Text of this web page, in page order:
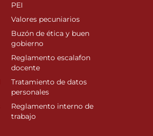
PEI
Valores pecuniarios
Buzón de ética y buen
gobierno
Reglamento escalafon
docente
Tratamiento de datos
personales
Reglamento interno de
trabajo